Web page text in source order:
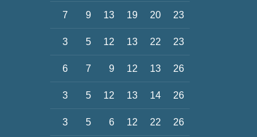
7 9 13 19 20 23
3 5 12 13 22 23
6 7 9 12 13 26
3 5 12 13 14 26
3 5 6 12 22 26